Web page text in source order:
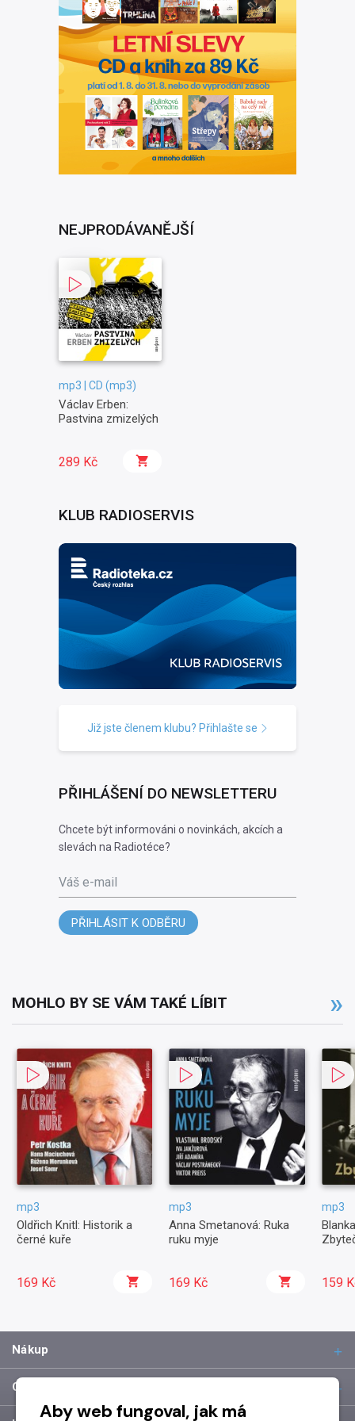
Rok vydání:2014
Rok nahrávky:1982
NEJPRODÁVANĚJŠÍ
mp3 | CD (mp3)
Václav Erben:
Pastvina zmizelých
289 Kč
KLUB RADIOSERVIS
Již jste členem klubu? Přihlašte se
PŘIHLÁŠENÍ DO NEWSLETTERU
Chcete být informováni o novinkách, akcích a
slevách na Radiotéce?
Váš e-mail
PŘIHLÁSIT K ODBĚRU
MOHLO BY SE VÁM TAKÉ LÍBIT
mp3
Oldřich Knitl: Historik a
černé kuře
169 Kč
mp3
Anna Smetanová: Ruka
ruku myje
169 Kč
mp3
159
Nákup
O společnosti
Aby web fungoval, jak má